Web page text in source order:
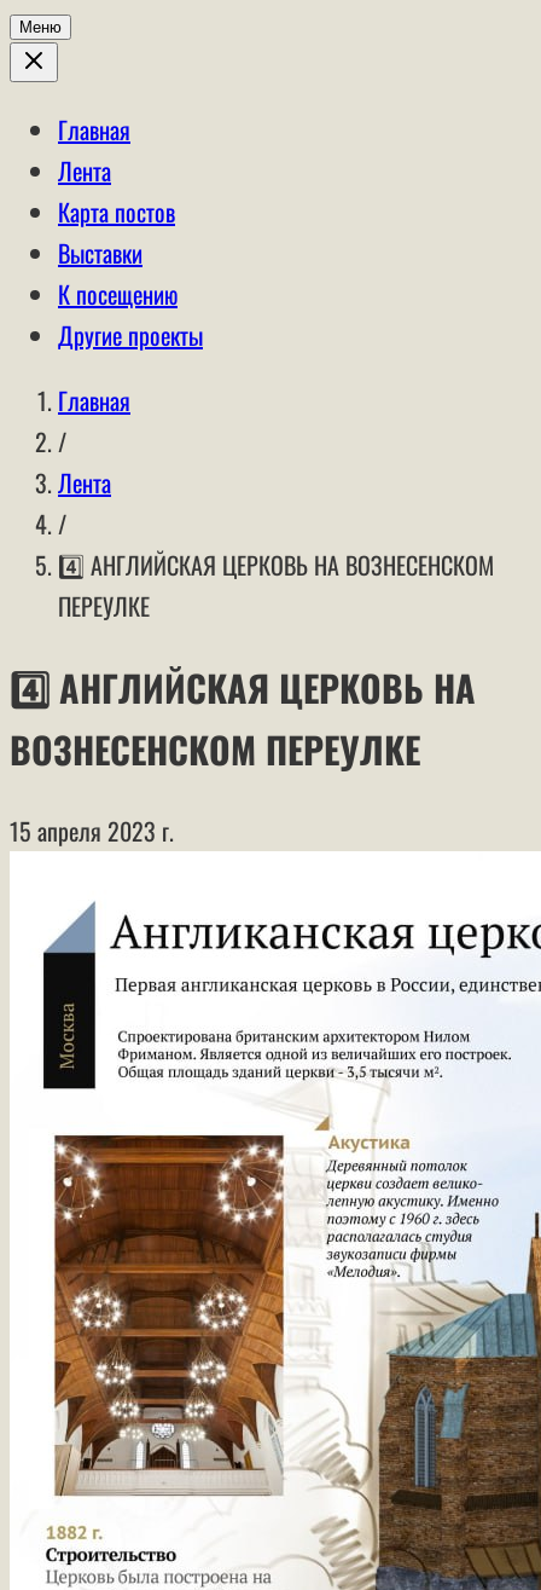
Меню
Главная
Лента
Карта постов
Выставки
К посещению
Другие проекты
Главная
/
Лента
/
4️⃣ АНГЛИЙСКАЯ ЦЕРКОВЬ НА ВОЗНЕСЕНСКОМ
ПЕРЕУЛКЕ
4️⃣ АНГЛИЙСКАЯ ЦЕРКОВЬ НА
ВОЗНЕСЕНСКОМ ПЕРЕУЛКЕ
15 апреля 2023 г.